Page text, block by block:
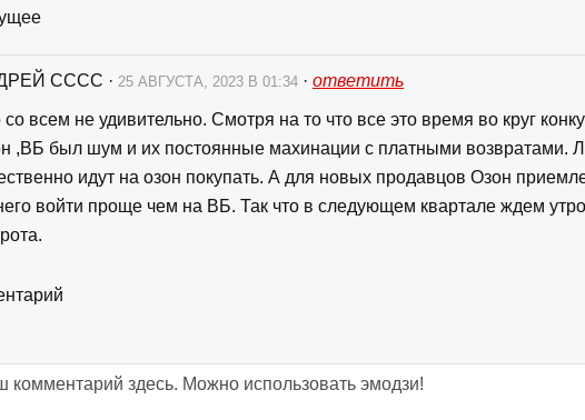
СССС · 25 АВГУСТА, 2023 В 01:34 · ответить
со всем не удивительно. Смотря на то что все это время во круг
,ВБ был шум и их постоянные махинации с платными возвратами.
идут на озон покупать. А для новых продавцов Озон
войти проще чем на ВБ. Так что в следующем квартале ждем